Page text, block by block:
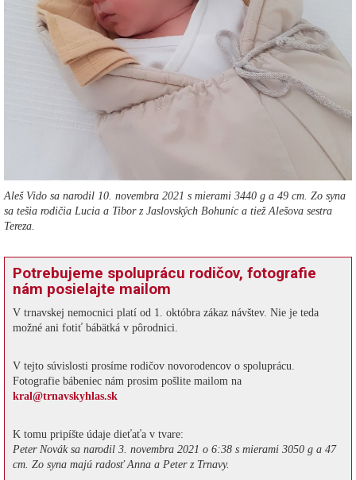
Aleš Vido sa narodil 10. novembra 2021 s mierami 3440 g a 49 cm. Zo syna
sa tešia rodičia Lucia a Tibor z Jaslovských Bohuníc a tiež Alešova sestra
Tereza.
Potrebujeme spoluprácu rodičov, fotografie
nám posielajte mailom
V trnavskej nemocnici platí od 1. októbra zákaz návštev. Nie je teda
možné ani fotiť bábätká v pôrodnici.
V tejto súvislosti prosíme rodičov novorodencov o spoluprácu.
Fotografie bábeniec nám prosim pošlite mailom na
kral@trnavskyhlas.sk
K tomu pripíšte údaje dieťaťa v tvare:
Peter Novák sa narodil 3. novembra 2021 o 6:38 s mierami 3050 g a 47
cm. Zo syna majú radosť Anna a Peter z Trnavy.